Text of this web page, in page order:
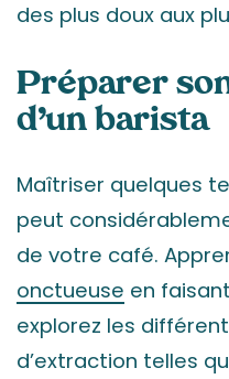
des plus doux aux
Préparer
d’un barista
Maîtriser quelques
peut
de votre café.
onctueuse en
explorez les
d’extraction telles